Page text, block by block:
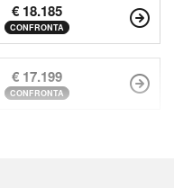
€ 18.185
CONFRONTA
€ 17.199
CONFRONTA